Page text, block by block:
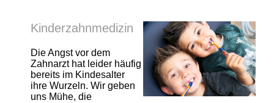
Kinderzahnmedizin
Die Angst vor dem
Zahnarzt hat leider häufig
bereits im Kindesalter
ihre Wurzeln. Wir geben
uns Mühe, die